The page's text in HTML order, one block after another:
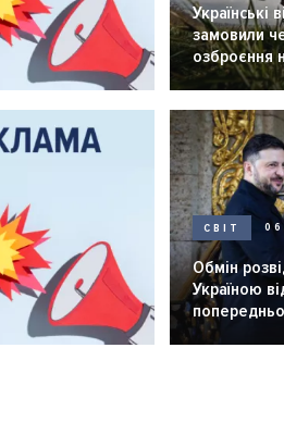
Українські
замовили
озброєння
СВІТ
Обмін
Україною